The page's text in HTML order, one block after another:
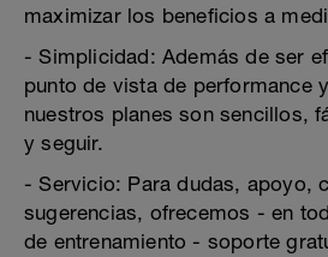
maximizar los beneficios a
- Simplicidad: Además de ser
punto de vista de performance
nuestros planes son sencillos,
y seguir.
- Servicio: Para dudas, apoyo,
sugerencias, ofrecemos - en
de entrenamiento - soporte